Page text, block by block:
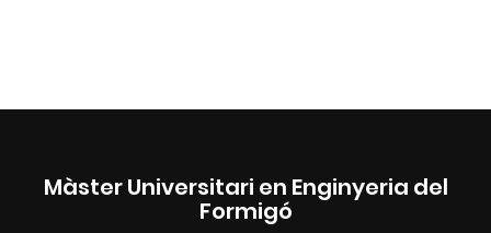
Màster Universitari en Enginyeria del
Formigó